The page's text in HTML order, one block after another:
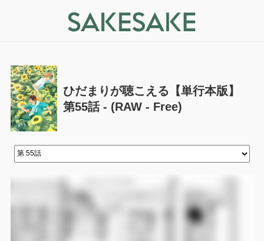
ひだまりが聴こえる【単行本版】
第55話 - (RAW - Free)